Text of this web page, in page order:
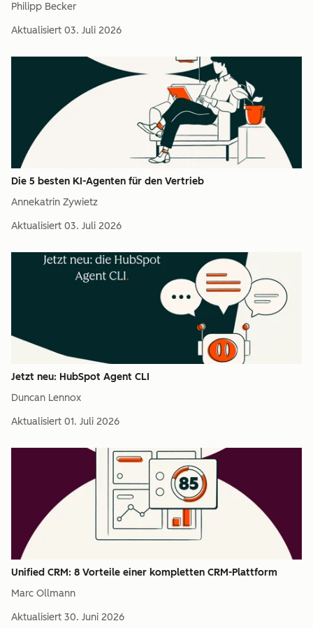
Philipp Becker
Aktualisiert 03. Juli 2026
Die 5 besten KI-Agenten für den Vertrieb
Annekatrin Zywietz
Aktualisiert 03. Juli 2026
Jetzt neu: HubSpot Agent CLI
Duncan Lennox
Aktualisiert 01. Juli 2026
Unified CRM: 8 Vorteile einer kompletten CRM-Plattform
Marc Ollmann
Aktualisiert 30. Juni 2026